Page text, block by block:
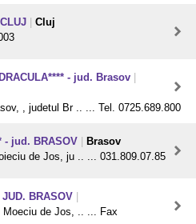
Cluj
- jud. Brasov
, judetul Br .. ... Tel. 0725.689.800
- jud. BRASOV
Brasov
de Jos, ju .. ... 031.809.07.85
BRASOV
Moeciu de Jos, .. ... Fax